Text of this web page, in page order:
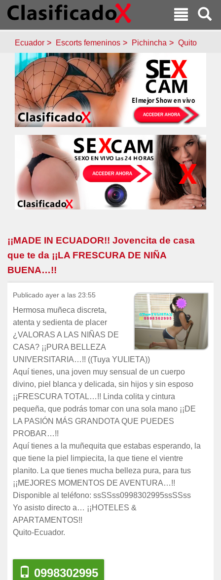
Ecuador Escorts femeninos Pichincha Quito
¡¡MADE IN ECUADOR!! Jovencita de casa
que te da ¡¡LA FRESCURA DE NIÑA
BUENA…!!
Publicado ayer a las 23:55
Hermosa muñeca discreta,
atenta y sedienta de placer
¿VALORAS A LAS NIÑAS DE
CASA? ¡¡PURA BELLEZA
UNIVERSITARIA…!! ((Tuya YULIETA))
Aquí tienes, una joven muy sensual de un cuerpo
divino, piel blanca y delicada, sin hijos y sin esposo
¡¡FRESCURA TOTAL…!! Linda colita y cintura
pequeña, que podrás tomar con una sola mano ¡¡DE
LA PASIÓN MÁS GRANDOTA QUE PUEDES
PROBAR…!!
Aquí tienes a la muñequita que estabas esperando, la
que tiene la piel limpiecita, la que tiene el vientre
planito. La que tienes mucha belleza pura, para tus
¡¡MEJORES MOMENTOS DE AVENTURA…!!
Disponible al teléfono: ssSSss0998302995ssSSss
Yo asisto directo a… ¡¡HOTELES &
APARTAMENTOS!!
Quito-Ecuador.
0998302995